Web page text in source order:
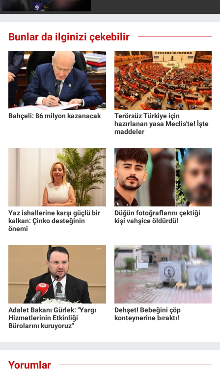
Bunlar da ilginizi çekebilir
Bahçeli: 86 milyon kazanacak
Terörsüz Türkiye için
hazırlanan yasa Meclis'te! İşte
maddeler
Yaz ishallerine karşı güçlü bir
kalkan: Çinko desteğinin
önemi
Düğün fotoğraflarını çektiği
kişi vahşice öldürdü!
Adalet Bakanı Gürlek: "Yargı
Hizmetlerinin Etkinliği
Bürolarını kuruyoruz"
Dehşet! Bebeğini çöp
konteynerine bıraktı!
Yorumlar